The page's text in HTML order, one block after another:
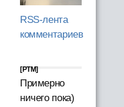
RSS-лента
комментариев
[PTM]
Примерно
ничего пока)